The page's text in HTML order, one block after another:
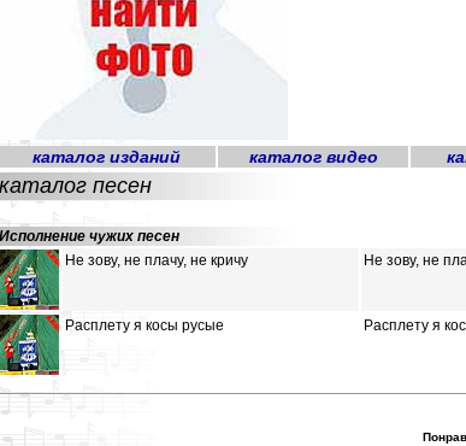
каталог изданий каталог видео
каталог песен
Исполнение чужих песен
Не зову, не плачу, не кричу
Не зову, не
Расплету я косы русые Расплету я